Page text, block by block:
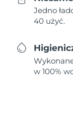
Jedno
40 użyć.
w 100%